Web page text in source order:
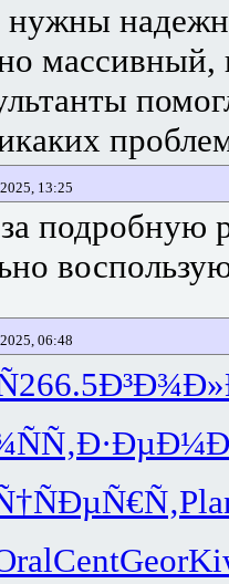
нужны
массивный,
13:25
подробную
06:48
266.5
ÑÐµÑ€Ñ‚
CentGeor